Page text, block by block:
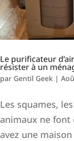
Le purificateur
résister à un
par Gentil Geek |
Les squames,
animaux ne font
avez une